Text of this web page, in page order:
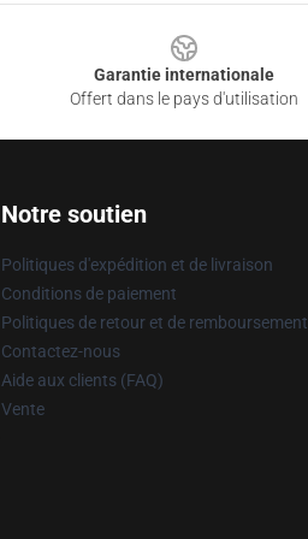
Garantie internationale
Offert dans le pays d'utilisation
Notre soutien
Politiques d'expédition et de livraison
Conditions de paiement
Politiques de retour et de remboursement
Contactez-nous
Aide aux clients (FAQ)
Vente